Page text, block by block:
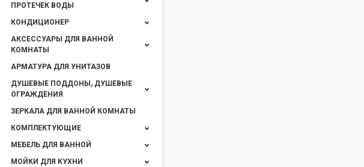
ПРОТЕЧЕК ВОДЫ
КОНДИЦИОНЕР
АКСЕССУАРЫ ДЛЯ ВАННОЙ
КОМНАТЫ
АРМАТУРА ДЛЯ УНИТАЗОВ
ДУШЕВЫЕ ПОДДОНЫ, ДУШЕВЫЕ
ОГРАЖДЕНИЯ
ЗЕРКАЛА ДЛЯ ВАННОЙ КОМНАТЫ
КОМПЛЕКТУЮЩИЕ
МЕБЕЛЬ ДЛЯ ВАННОЙ
МОЙКИ ДЛЯ КУХНИ